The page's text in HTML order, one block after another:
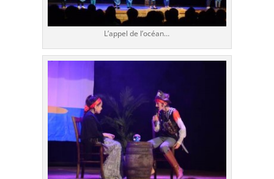
L’appel de l’océan…